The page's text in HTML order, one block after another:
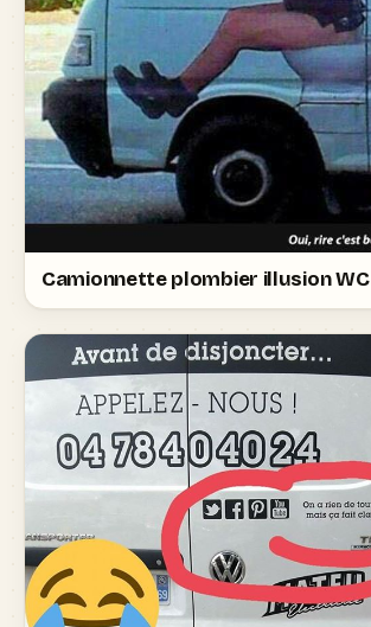
Camionnette plombier illusion WC